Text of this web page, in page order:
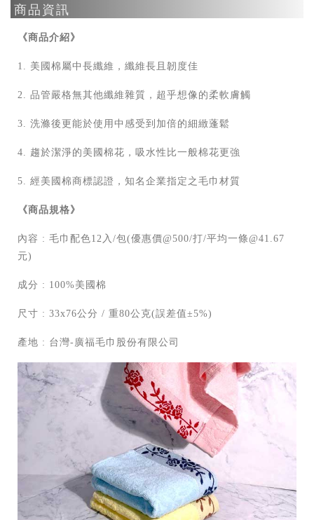
商品資訊
《商品介紹》
1. 美國棉屬中長纖維，纖維長且韌度佳
2. 品管嚴格無其他纖維雜質，超乎想像的柔軟膚觸
3. 洗滌後更能於使用中感受到加倍的細緻蓬鬆
4. 趨於潔淨的美國棉花，吸水性比一般棉花更強
5. 經美國棉商標認證，知名企業指定之毛巾材質
《商品規格》
內容 : 毛巾配色12入/包(優惠價@500/打/平均一條@41.67
元)
成分 : 100%美國棉
尺寸 : 33x76公分 / 重80公克(誤差值±5%)
產地 : 台灣-廣福毛巾股份有限公司